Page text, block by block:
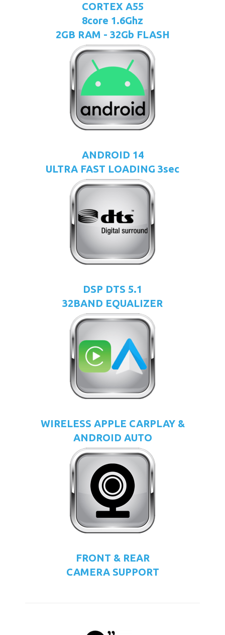
CORTEX A55
8core 1.6Ghz
2GB RAM - 32Gb FLASH
ANDROID 14
ULTRA FAST LOADING 3sec
DSP DTS 5.1
32BAND EQUALIZER
WIRELESS APPLE CARPLAY &
ANDROID AUTO
FRONT & REAR
CAMERA SUPPORT